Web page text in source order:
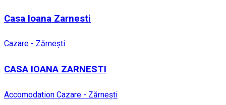
Casa Ioana Zarnesti
Cazare - Zărnești
CASA IOANA ZARNESTI
Accomodation Cazare - Zărnești